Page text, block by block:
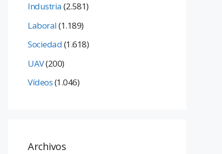
Industria(2.581)
Laboral(1.189)
Sociedad(1.618)
UAV(200)
Vídeos(1.046)
Archivos